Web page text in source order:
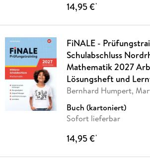
14,95 €*
FiNALE -
Schulabschluss
Mathematik 2027
Lösungsheft und
Bernhard Humpert,
Buch (kartoniert)
Sofort lieferbar
14,95 €*